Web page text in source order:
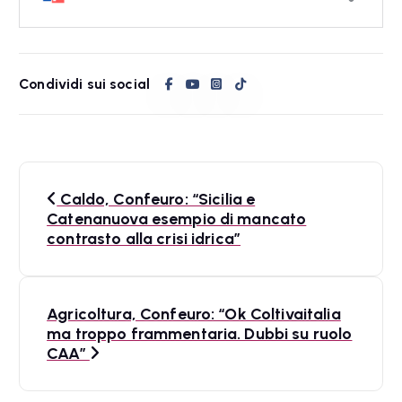
Condividi sui social
Caldo, Confeuro: “Sicilia e
Catenanuova esempio di mancato
contrasto alla crisi idrica”
Agricoltura, Confeuro: “Ok Coltivaitalia
ma troppo frammentaria. Dubbi su ruolo
CAA”